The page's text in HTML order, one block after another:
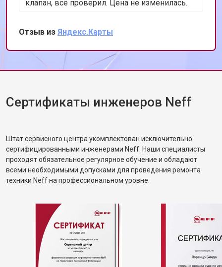
Замена проточного
нагревательного элемента
от 2000 ₽ Заказать
дверцы
Замена нижнего уплотнителя
дверцы
Замена заливного шланга от 850 ₽ Заказать
клапан, всё проверил. Цена не изменилась.
Теперь работает лучше, чем когда покупали.
Сохранил номер, всем уже разослал.
Отзыв из Яндекс.Карты
Сертификаты инженеров Neff
Штат сервисного центра укомплектован исключительно
сертифицированными инженерами Neff. Наши специалисты
проходят обязательное регулярное обучение и обладают
всеми необходимыми допусками для проведения ремонта
техники Neff на профессиональном уровне.